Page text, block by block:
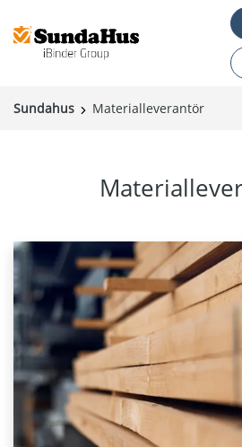
Bedömningar
Certifieringar
Om
Språk:
Sundahus Materialleverantör